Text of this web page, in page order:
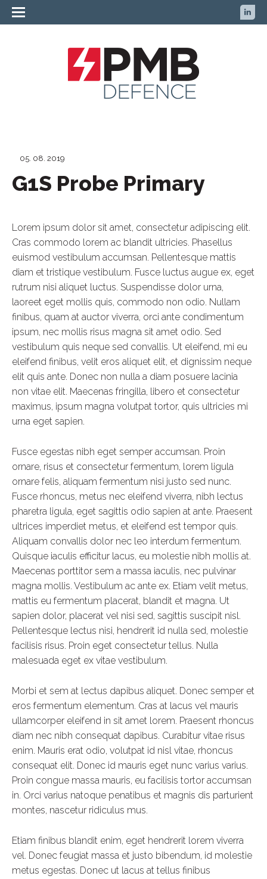
05. 08. 2019
G1S Probe Primary
Lorem ipsum dolor sit amet, consectetur adipiscing elit.
Cras commodo lorem ac blandit ultricies. Phasellus
euismod vestibulum accumsan. Pellentesque mattis
diam et tristique vestibulum. Fusce luctus augue ex, eget
rutrum nisi aliquet luctus. Suspendisse dolor urna,
laoreet eget mollis quis, commodo non odio. Nullam
finibus, quam at auctor viverra, orci ante condimentum
ipsum, nec mollis risus magna sit amet odio. Sed
vestibulum quis neque sed convallis. Ut eleifend, mi eu
eleifend finibus, velit eros aliquet elit, et dignissim neque
elit quis ante. Donec non nulla a diam posuere lacinia
non vitae elit. Maecenas fringilla, libero et consectetur
maximus, ipsum magna volutpat tortor, quis ultricies mi
urna eget sapien.
Fusce egestas nibh eget semper accumsan. Proin
ornare, risus et consectetur fermentum, lorem ligula
ornare felis, aliquam fermentum nisi justo sed nunc.
Fusce rhoncus, metus nec eleifend viverra, nibh lectus
pharetra ligula, eget sagittis odio sapien at ante. Praesent
ultrices imperdiet metus, et eleifend est tempor quis.
Aliquam convallis dolor nec leo interdum fermentum.
Quisque iaculis efficitur lacus, eu molestie nibh mollis at.
Maecenas porttitor sem a massa iaculis, nec pulvinar
magna mollis. Vestibulum ac ante ex. Etiam velit metus,
mattis eu fermentum placerat, blandit et magna. Ut
sapien dolor, placerat vel nisi sed, sagittis suscipit nisl.
Pellentesque lectus nisi, hendrerit id nulla sed, molestie
facilisis risus. Proin eget consectetur tellus. Nulla
malesuada eget ex vitae vestibulum.
Morbi et sem at lectus dapibus aliquet. Donec semper et
eros fermentum elementum. Cras at lacus vel mauris
ullamcorper eleifend in sit amet lorem. Praesent rhoncus
diam nec nibh consequat dapibus. Curabitur vitae risus
enim. Mauris erat odio, volutpat id nisl vitae, rhoncus
consequat elit. Donec id mauris eget nunc varius varius.
Proin congue massa mauris, eu facilisis tortor accumsan
in. Orci varius natoque penatibus et magnis dis parturient
montes, nascetur ridiculus mus.
Etiam finibus blandit enim, eget hendrerit lorem viverra
vel. Donec feugiat massa et justo bibendum, id molestie
metus egestas. Donec ut lacus at tellus finibus